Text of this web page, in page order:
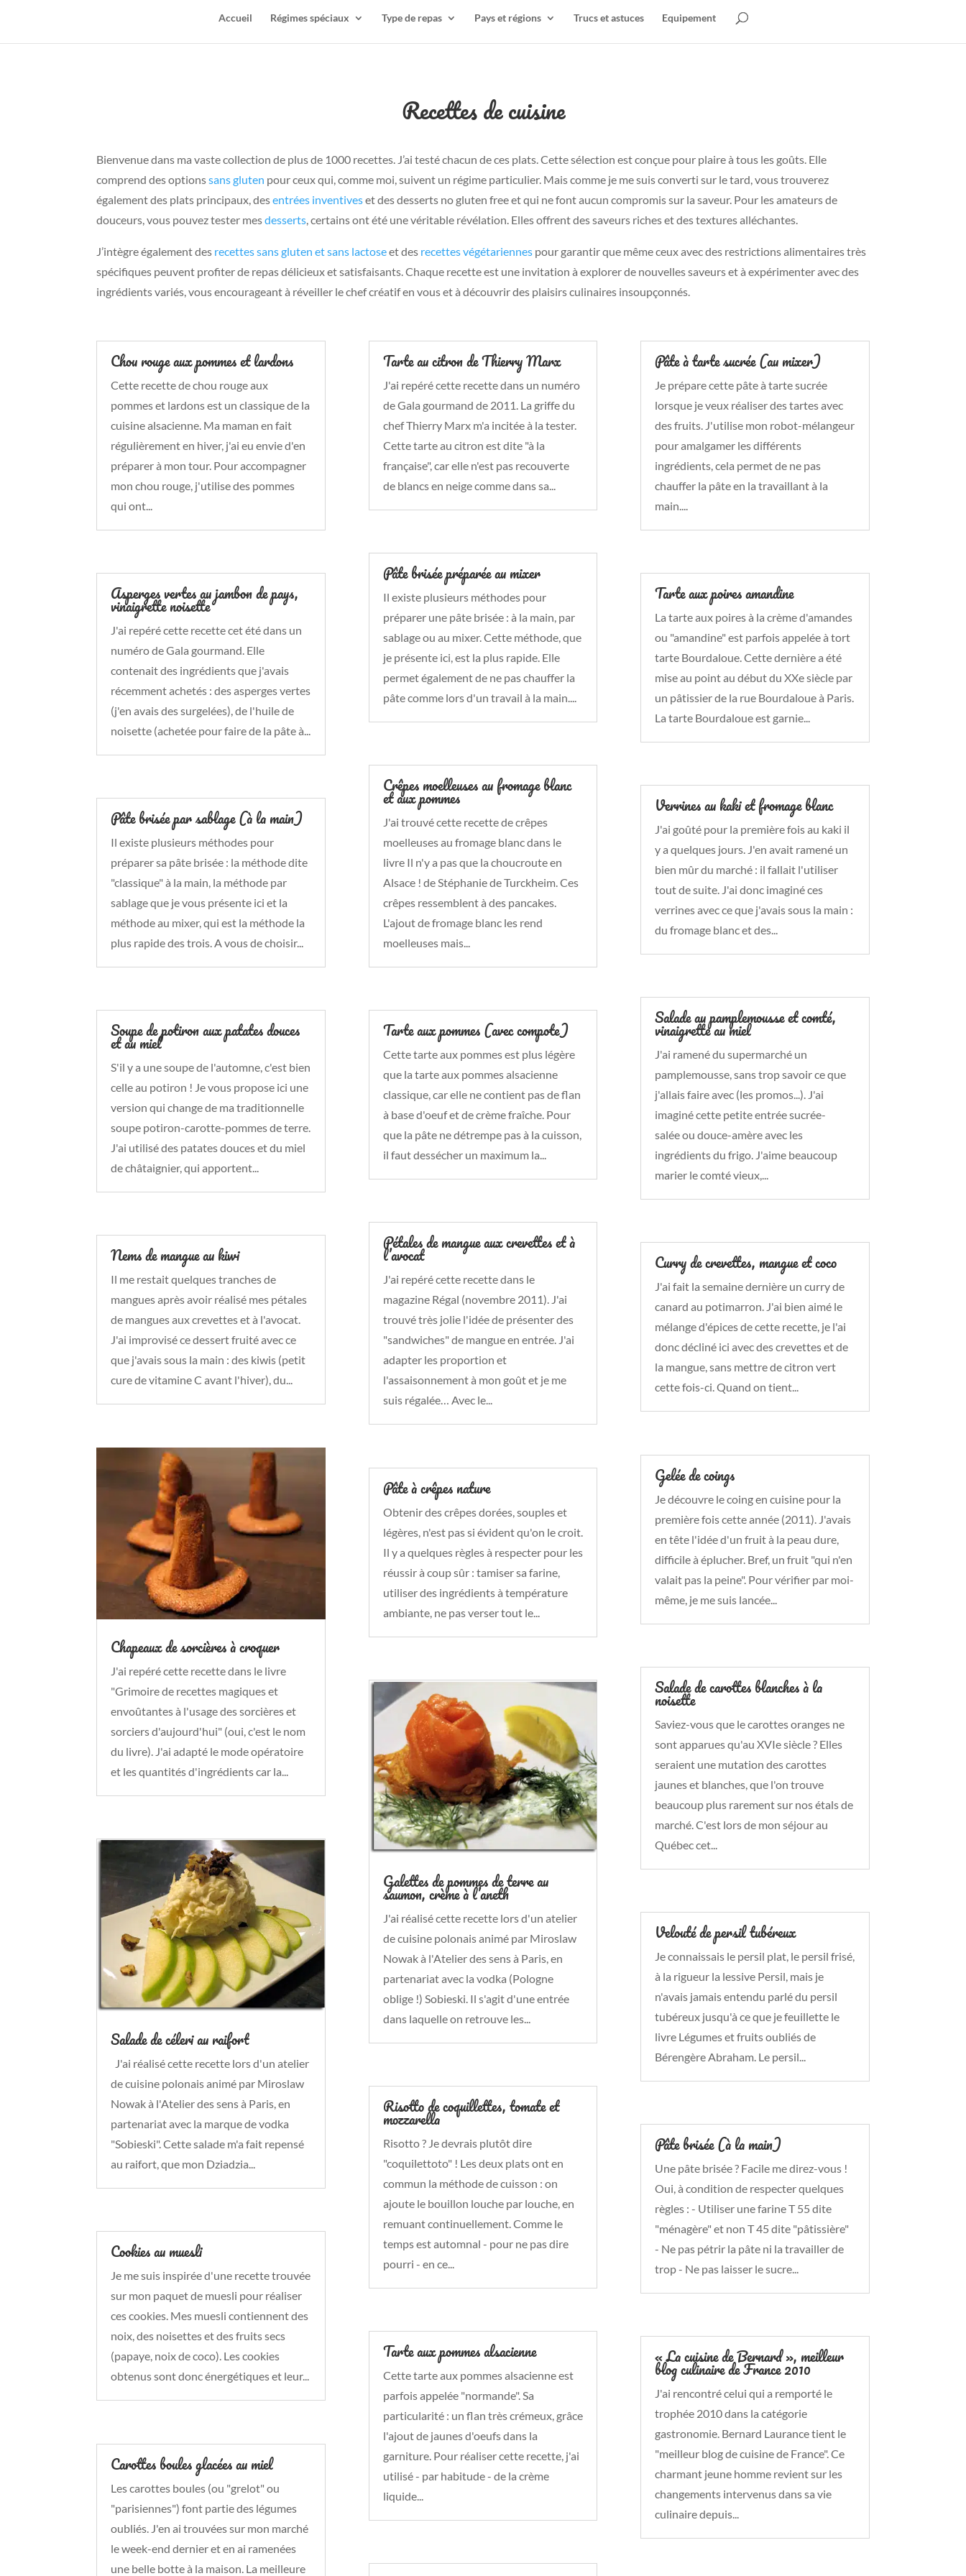
Accueil Régimes spéciaux Type de repas Pays et régions Trucs et astuces Equipement
Recettes de cuisine
Bienvenue dans ma vaste collection de plus de 1000 recettes. J’ai testé chacun de ces plats. Cette sélection est conçue pour plaire à tous les goûts. Elle
comprend des optionssans gluten pour ceux qui, comme moi, suivent un régime particulier. Mais comme je me suis converti sur le tard, vous trouverez
également des plats principaux, desentrées inventiveset des desserts no gluten free et qui ne font aucun compromis sur la saveur. Pour les amateurs de
douceurs, vous pouvez tester mesdesserts, certains ont été une véritable révélation. Elles offrent des saveurs riches et des textures alléchantes.
J’intègre également des recettes sans gluten et sans lactoseet des recettes végétariennes pour garantir que même ceux avec des restrictions alimentaires très
spécifiques peuvent profiter de repas délicieux et satisfaisants. Chaque recette est une invitation à explorer de nouvelles saveurs et à expérimenter avec des
ingrédients variés, vous encourageant à réveiller le chef créatif en vous et à découvrir des plaisirs culinaires insoupçonnés.
Chou rouge aux pommes et lardons
Cette recette de chou rouge aux
pommes et lardons est un classique de la
cuisine alsacienne. Ma maman en fait
régulièrement en hiver, j'ai eu envie d'en
préparer à mon tour. Pour accompagner
mon chou rouge, j'utilise des pommes
qui ont...
Asperges vertes au jambon de pays,
vinaigrette noisette
J'ai repéré cette recette cet été dans un
numéro de Gala gourmand. Elle
contenait des ingrédients que j'avais
récemment achetés : des asperges vertes
(j'en avais des surgelées), de l'huile de
noisette (achetée pour faire de la pâte à...
Pâte brisée par sablage (à la main)
Il existe plusieurs méthodes pour
préparer sa pâte brisée : la méthode dite
"classique" à la main, la méthode par
sablage que je vous présente ici et la
méthode au mixer, qui est la méthode la
plus rapide des trois. A vous de choisir...
Soupe de potiron aux patates douces
et au miel
S'il y a une soupe de l'automne, c'est bien
celle au potiron ! Je vous propose ici une
version qui change de ma traditionnelle
soupe potiron-carotte-pommes de terre.
J'ai utilisé des patates douces et du miel
de châtaignier, qui apportent...
Nems de mangue au kiwi
Il me restait quelques tranches de
mangues après avoir réalisé mes pétales
de mangues aux crevettes et à l'avocat.
J'ai improvisé ce dessert fruité avec ce
que j'avais sous la main : des kiwis (petit
cure de vitamine C avant l'hiver), du...
Chapeaux de sorcières à croquer
J'ai repéré cette recette dans le livre
"Grimoire de recettes magiques et
envoûtantes à l'usage des sorcières et
sorciers d'aujourd'hui" (oui, c'est le nom
du livre). J'ai adapté le mode opératoire
et les quantités d'ingrédients car la...
Salade de céleri au raifort
J'ai réalisé cette recette lors d'un atelier
de cuisine polonais animé par Miroslaw
Nowak à l'Atelier des sens à Paris, en
partenariat avec la marque de vodka
"Sobieski". Cette salade m'a fait repensé
au raifort, que mon Dziadzia...
Cookies au muesli
Je me suis inspirée d'une recette trouvée
sur mon paquet de muesli pour réaliser
ces cookies. Mes muesli contiennent des
noix, des noisettes et des fruits secs
(papaye, noix de coco). Les cookies
obtenus sont donc énergétiques et leur...
Carottes boules glacées au miel
Les carottes boules (ou "grelot" ou
"parisiennes") font partie des légumes
oubliés. J'en ai trouvées sur mon marché
le week-end dernier et en ai ramenées
une belle botte à la maison. La meilleure
Tarte au citron de Thierry Marx
J'ai repéré cette recette dans un numéro
de Gala gourmand de 2011. La griffe du
chef Thierry Marx m'a incitée à la tester.
Cette tarte au citron est dite "à la
française", car elle n'est pas recouverte
de blancs en neige comme dans sa...
Pâte brisée préparée au mixer
Il existe plusieurs méthodes pour
préparer une pâte brisée : à la main, par
sablage ou au mixer. Cette méthode, que
je présente ici, est la plus rapide. Elle
permet également de ne pas chauffer la
pâte comme lors d'un travail à la main....
Crêpes moelleuses au fromage blanc
et aux pommes
J'ai trouvé cette recette de crêpes
moelleuses au fromage blanc dans le
livre Il n'y a pas que la choucroute en
Alsace ! de Stéphanie de Turckheim. Ces
crêpes ressemblent à des pancakes.
L'ajout de fromage blanc les rend
moelleuses mais...
Tarte aux pommes (avec compote)
Cette tarte aux pommes est plus légère
que la tarte aux pommes alsacienne
classique, car elle ne contient pas de flan
à base d'oeuf et de crème fraîche. Pour
que la pâte ne détrempe pas à la cuisson,
il faut dessécher un maximum la...
Pétales de mangue aux crevettes et à
l’avocat
J'ai repéré cette recette dans le
magazine Régal (novembre 2011). J'ai
trouvé très jolie l'idée de présenter des
"sandwiches" de mangue en entrée. J'ai
adapter les proportion et
l'assaisonnement à mon goût et je me
suis régalée… Avec le...
Pâte à crêpes nature
Obtenir des crêpes dorées, souples et
légères, n'est pas si évident qu'on le croit.
Il y a quelques règles à respecter pour les
réussir à coup sûr : tamiser sa farine,
utiliser des ingrédients à température
ambiante, ne pas verser tout le...
Galettes de pommes de terre au
saumon, crème à l’aneth
J'ai réalisé cette recette lors d'un atelier
de cuisine polonais animé par Miroslaw
Nowak à l'Atelier des sens à Paris, en
partenariat avec la vodka (Pologne
oblige !) Sobieski. Il s'agit d'une entrée
dans laquelle on retrouve les...
Risotto de coquillettes, tomate et
mozzarella
Risotto ? Je devrais plutôt dire
"coquilettoto" ! Les deux plats ont en
commun la méthode de cuisson : on
ajoute le bouillon louche par louche, en
remuant continuellement. Comme le
temps est automnal - pour ne pas dire
pourri - en ce...
Tarte aux pommes alsacienne
Cette tarte aux pommes alsacienne est
parfois appelée "normande". Sa
particularité : un flan très crémeux, grâce
l'ajout de jaunes d'oeufs dans la
garniture. Pour réaliser cette recette, j'ai
utilisé - par habitude - de la crème
liquide...
Pâte à tarte sucrée (au mixer)
Je prépare cette pâte à tarte sucrée
lorsque je veux réaliser des tartes avec
des fruits. J'utilise mon robot-mélangeur
pour amalgamer les différents
ingrédients, cela permet de ne pas
chauffer la pâte en la travaillant à la
main....
Tarte aux poires amandine
La tarte aux poires à la crème d'amandes
ou "amandine" est parfois appelée à tort
tarte Bourdaloue. Cette dernière a été
mise au point au début du XXe siècle par
un pâtissier de la rue Bourdaloue à Paris.
La tarte Bourdaloue est garnie...
Verrines au kaki et fromage blanc
J'ai goûté pour la première fois au kaki il
y a quelques jours. J'en avait ramené un
bien mûr du marché : il fallait l'utiliser
tout de suite. J'ai donc imaginé ces
verrines avec ce que j'avais sous la main :
du fromage blanc et des...
Salade au pamplemousse et comté,
vinaigrette au miel
J'ai ramené du supermarché un
pamplemousse, sans trop savoir ce que
j'allais faire avec (les promos...). J'ai
imaginé cette petite entrée sucrée-
salée ou douce-amère avec les
ingrédients du frigo. J'aime beaucoup
marier le comté vieux,...
Curry de crevettes, mangue et coco
J'ai fait la semaine dernière un curry de
canard au potimarron. J'ai bien aimé le
mélange d'épices de cette recette, je l'ai
donc décliné ici avec des crevettes et de
la mangue, sans mettre de citron vert
cette fois-ci. Quand on tient...
Gelée de coings
Je découvre le coing en cuisine pour la
première fois cette année (2011). J'avais
en tête l'idée d'un fruit à la peau dure,
difficile à éplucher. Bref, un fruit "qui n'en
valait pas la peine". Pour vérifier par moi-
même, je me suis lancée...
Salade de carottes blanches à la
noisette
Saviez-vous que le carottes oranges ne
sont apparues qu'au XVIe siècle ? Elles
seraient une mutation des carottes
jaunes et blanches, que l'on trouve
beaucoup plus rarement sur nos étals de
marché. C'est lors de mon séjour au
Québec cet...
Velouté de persil tubéreux
Je connaissais le persil plat, le persil frisé,
à la rigueur la lessive Persil, mais je
n'avais jamais entendu parlé du persil
tubéreux jusqu'à ce que je feuillette le
livre Légumes et fruits oubliés de
Bérengère Abraham. Le persil...
Pâte brisée (à la main)
Une pâte brisée ? Facile me direz-vous !
Oui, à condition de respecter quelques
règles : - Utiliser une farine T 55 dite
"ménagère" et non T 45 dite "pâtissière"
- Ne pas pétrir la pâte ni la travailler de
trop - Ne pas laisser le sucre...
« La cuisine de Bernard », meilleur
blog culinaire de France 2010
J'ai rencontré celui qui a remporté le
trophée 2010 dans la catégorie
gastronomie. Bernard Laurance tient le
"meilleur blog de cuisine de France". Ce
charmant jeune homme revient sur les
changements intervenus dans sa vie
culinaire depuis...